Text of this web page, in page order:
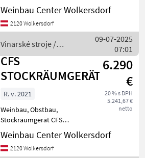
STOCKRÄUMGERÄT,
BODENBEARBEITUNG,
WEINBAU, OBSTBAU,
Rollhacke
schwereausfühurng mit 2
Weinbau Center Wolkersdorf
2120 Wolkersdorf
Vinarské stroje /
CFS
09-07-2025
07:01
CFS
STOCKRÄUMGERÄT
6.290
€
20 % s DPH
5.241,67 €
netto
R. v. 2021
Weinbau, Obstbau,
Stockräumgerät CFS
VINOX1_M2 - Verschiedene
Bodenearbeitungsmöglichkeiten
- Ausstattung: hydr.
Weinbau Center Wolkersdorf
2120 Wolkersdorf